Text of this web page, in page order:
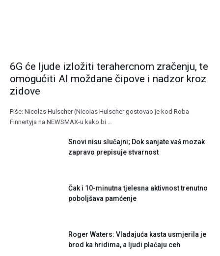
6G će ljude izložiti terahercnom zračenju, te
omogućiti AI moždane čipove i nadzor kroz
zidove
Piše: Nicolas Hulscher (Nicolas Hulscher gostovao je kod Roba
Finnertyja na NEWSMAX-u kako bi …
Snovi nisu slučajni; Dok sanjate vaš mozak
zapravo prepisuje stvarnost
Čak i 10-minutna tjelesna aktivnost trenutno
poboljšava pamćenje
Roger Waters: Vladajuća kasta usmjerila je
brod ka hridima, a ljudi plaćaju ceh